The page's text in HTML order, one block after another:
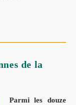
de la
Parmi les douze